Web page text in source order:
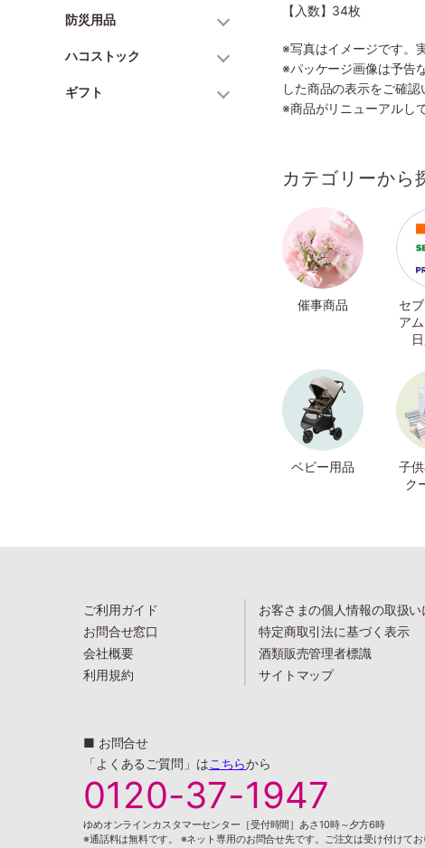
防災用品
ハコストック
ギフト
【入数】34枚
※写真はイメージです。
※パッケージ画像は予告
した商品の表示をご確認
※商品がリニューアルし
カテゴリーから
催事商品
セ
ア
ベビー用品
子
ク
ご利用ガイド
お問合せ窓口
会社概要
利用規約
お客さまの個人情報の取扱い
特定商取引法に基づく表示
酒類販売管理者標識
サイトマップ
■ お問合せ
「よくあるご質問」はこちらから
0120-37-1947
ゆめオンラインカスタマーセンター［受付時間］あさ10時～夕方6時
※通話料は無料です。 ※ネット専用のお問合せ先です。ご注文は受け付けてお